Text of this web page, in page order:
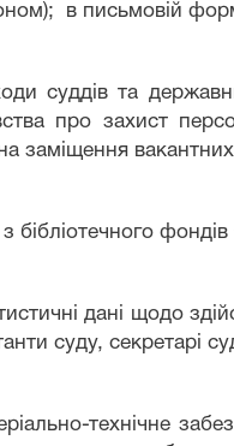
в письмовій
суддів та
про захист
заміщення
з бібліотечного
дані щодо
и суду, секретарі
технічне